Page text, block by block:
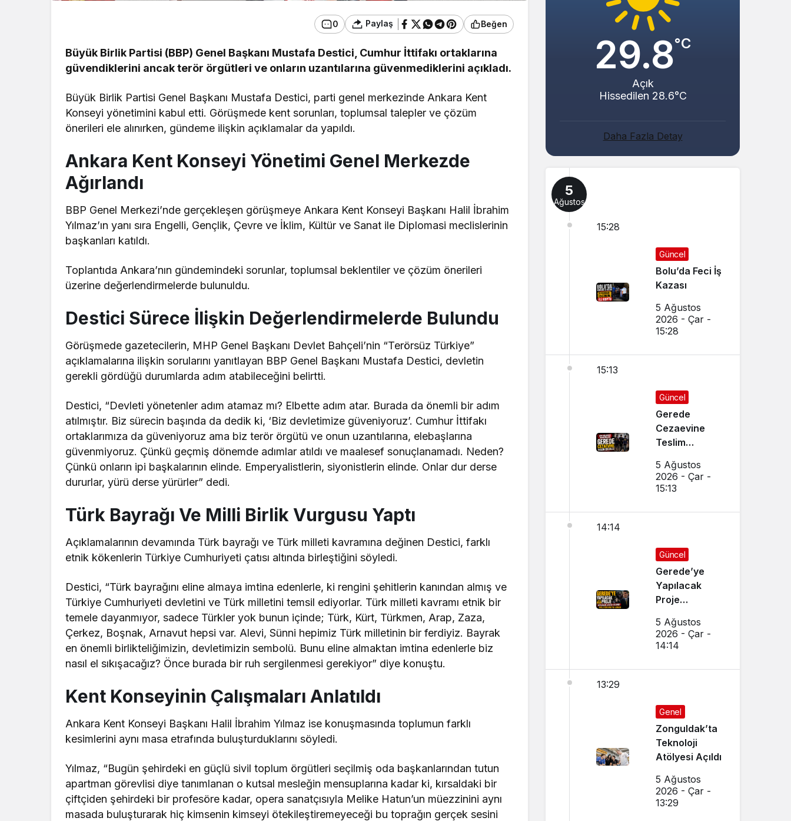
0 Paylaş Beğen
Büyük Birlik Partisi (BBP) Genel Başkanı Mustafa Destici, Cumhur İttifakı ortaklarına
güvendiklerini ancak terör örgütleri ve onların uzantılarına güvenmediklerini açıkladı.
Büyük Birlik Partisi Genel Başkanı Mustafa Destici, parti genel merkezinde Ankara Kent
Konseyi yönetimini kabul etti. Görüşmede kent sorunları, toplumsal talepler ve çözüm
önerileri ele alınırken, gündeme ilişkin açıklamalar da yapıldı.
Ankara Kent Konseyi Yönetimi Genel Merkezde
Ağırlandı
BBP Genel Merkezi’nde gerçekleşen görüşmeye Ankara Kent Konseyi Başkanı Halil İbrahim
Yılmaz’ın yanı sıra Engelli, Gençlik, Çevre ve İklim, Kültür ve Sanat ile Diplomasi meclislerinin
başkanları katıldı.
Toplantıda Ankara’nın gündemindeki sorunlar, toplumsal beklentiler ve çözüm önerileri
üzerine değerlendirmelerde bulunuldu.
Destici Sürece İlişkin Değerlendirmelerde Bulundu
Görüşmede gazetecilerin, MHP Genel Başkanı Devlet Bahçeli’nin “Terörsüz Türkiye”
açıklamalarına ilişkin sorularını yanıtlayan BBP Genel Başkanı Mustafa Destici, devletin
gerekli gördüğü durumlarda adım atabileceğini belirtti.
Destici, “Devleti yönetenler adım atamaz mı? Elbette adım atar. Burada da önemli bir adım
atılmıştır. Biz sürecin başında da dedik ki, ‘Biz devletimize güveniyoruz’. Cumhur İttifakı
ortaklarımıza da güveniyoruz ama biz terör örgütü ve onun uzantılarına, elebaşlarına
güvenmiyoruz. Çünkü geçmiş dönemde adımlar atıldı ve maalesef sonuçlanamadı. Neden?
Çünkü onların ipi başkalarının elinde. Emperyalistlerin, siyonistlerin elinde. Onlar dur derse
dururlar, yürü derse yürürler” dedi.
Türk Bayrağı Ve Milli Birlik Vurgusu Yaptı
Açıklamalarının devamında Türk bayrağı ve Türk milleti kavramına değinen Destici, farklı
etnik kökenlerin Türkiye Cumhuriyeti çatısı altında birleştiğini söyledi.
Destici, “Türk bayrağını eline almaya imtina edenlerle, ki rengini şehitlerin kanından almış ve
Türkiye Cumhuriyeti devletini ve Türk milletini temsil ediyorlar. Türk milleti kavramı etnik bir
temele dayanmıyor, sadece Türkler yok bunun içinde; Türk, Kürt, Türkmen, Arap, Zaza,
Çerkez, Boşnak, Arnavut hepsi var. Alevi, Sünni hepimiz Türk milletinin bir ferdiyiz. Bayrak
en önemli birlikteliğimizin, devletimizin sembolü. Bunu eline almaktan imtina edenlerle biz
nasıl el sıkışacağız? Önce burada bir ruh sergilenmesi gerekiyor” diye konuştu.
Kent Konseyinin Çalışmaları Anlatıldı
Ankara Kent Konseyi Başkanı Halil İbrahim Yılmaz ise konuşmasında toplumun farklı
kesimlerini aynı masa etrafında buluşturduklarını söyledi.
Yılmaz, “Bugün şehirdeki en güçlü sivil toplum örgütleri seçilmiş oda başkanlarından tutun
apartman görevlisi diye tanımlanan o kutsal mesleğin mensuplarına kadar ki, kırsaldaki bir
çiftçiden şehirdeki bir profesöre kadar, opera sanatçısıyla Melike Hatun’un müezzinini aynı
masada buluşturarak hiç kimsenin kimseyi ötekileştiremeyeceği bu toprağın gerçek sesini
29.8°C
Açık
Hissedilen 28.6°C
Daha Fazla Detay
5
Ağustos
15:28
Güncel
Bolu’da Feci İş
Kazası
5 Ağustos
2026 - Çar -
15:28
15:13
Güncel
Gerede
Cezaevine
Teslim
5 Ağustos
2026 - Çar -
15:13
14:14
Güncel
Gerede’ye
Yapılacak
Proje
Ayağa
Kaldırdı:
Vali Devreye
5 Ağustos
2026 - Çar -
14:14
13:29
Genel
Zonguldak’ta
Teknoloji
Atölyesi Açıldı
5 Ağustos
2026 - Çar -
13:29